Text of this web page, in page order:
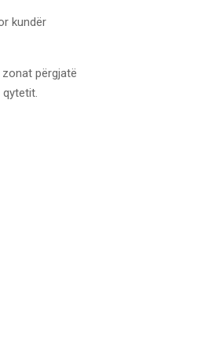
kundër
përgjatë
qytetit.